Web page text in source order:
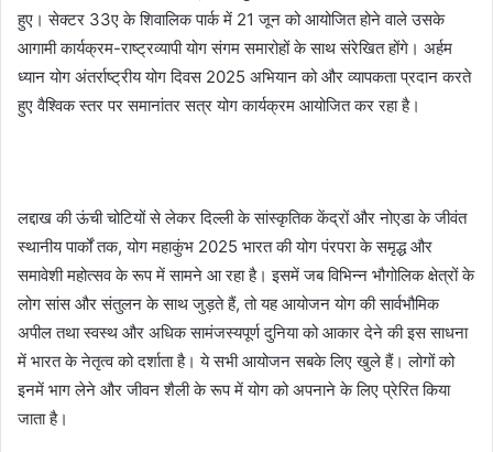
हुए। सेक्टर 33ए के शिवालिक पार्क में 21 जून को आयोजित होने वाले उसके
आगामी कार्यक्रम-राष्ट्रव्यापी योग संगम समारोहों के साथ संरेखित होंगे। अर्हम
ध्यान योग अंतर्राष्ट्रीय योग दिवस 2025 अभियान को और व्यापकता प्रदान करते
हुए वैश्विक स्तर पर समानांतर सत्र योग कार्यक्रम आयोजित कर रहा है।
लद्दाख की ऊंची चोटियों से लेकर दिल्ली के सांस्कृतिक केंद्रों और नोएडा के जीवंत
स्थानीय पार्कों तक, योग महाकुंभ 2025 भारत की योग पंरपरा के समृद्ध और
समावेशी महोत्सव के रूप में सामने आ रहा है। इसमें जब विभिन्न भौगोलिक क्षेत्रों के
लोग सांस और संतुलन के साथ जुड़ते हैं, तो यह आयोजन योग की सार्वभौमिक
अपील तथा स्वस्थ और अधिक सामंजस्यपूर्ण दुनिया को आकार देने की इस साधना
में भारत के नेतृत्व को दर्शाता है। ये सभी आयोजन सबके लिए खुले हैं। लोगों को
इनमें भाग लेने और जीवन शैली के रूप में योग को अपनाने के लिए प्रेरित किया
जाता है।